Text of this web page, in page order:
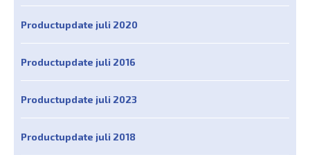
Productupdate juli 2020
Productupdate juli 2016
Productupdate juli 2023
Productupdate juli 2018